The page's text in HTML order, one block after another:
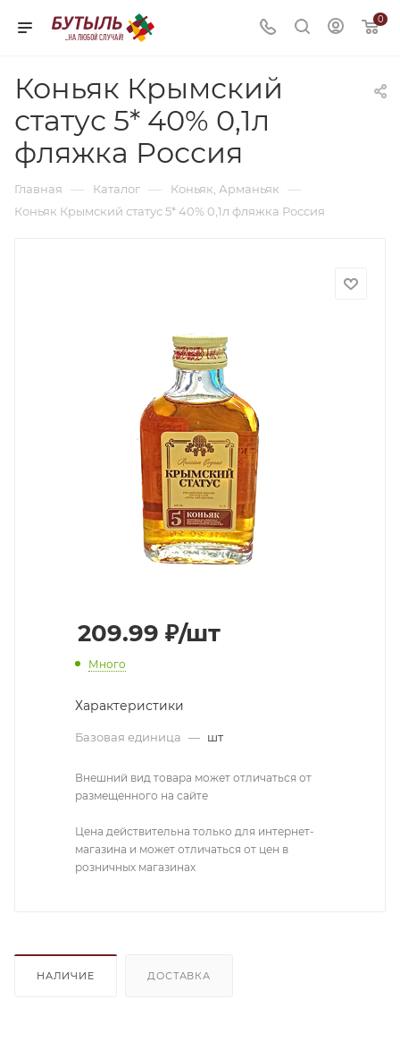
0
Коньяк Крымский
статус 5* 40% 0,1л
фляжка Россия
Главная — Каталог — Коньяк, Арманьяк —
Коньяк Крымский статус 5* 40% 0,1л фляжка Россия
209.99 ₽/шт
Много
Характеристики
Базовая единица — шт
Внешний вид товара может отличаться от
размещенного на сайте
Цена действительна только для интернет-
магазина и может отличаться от цен в
розничных магазинах
НАЛИЧИЕ ДОСТАВКА